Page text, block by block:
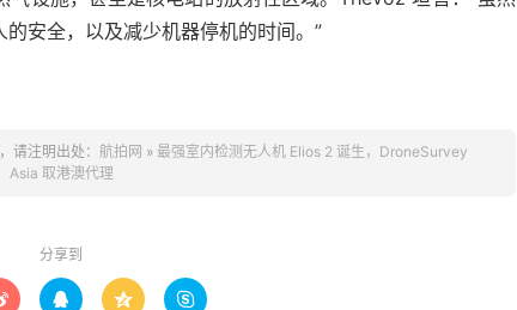
安全，以及减少机器停机的时间。”
请注明出处： 航拍网 » 最强室内检测无人机 Elios 2 诞生，DroneSurvey
Asia 取港澳代理
分享到
  